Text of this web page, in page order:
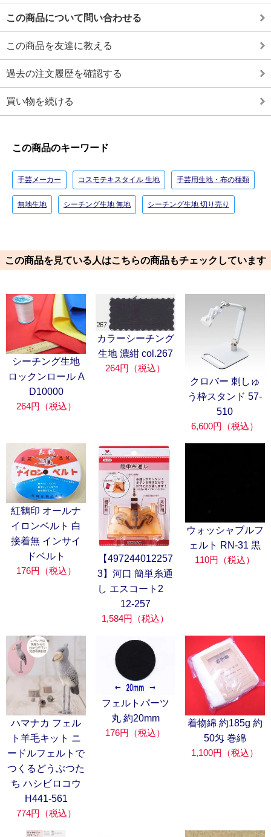
この商品について問い合わせる
この商品を友達に教える
過去の注文履歴を確認する
買い物を続ける
この商品のキーワード
手芸メーカー コスモテキスタイル 生地 手芸用生地・布の種類
無地生地 シーチング生地 無地 シーチング生地 切り売り
この商品を見ている人はこちらの商品もチェックしています
シーチング生地
ロックンロール A
D10000
264円（税込）
カラーシーチング
生地 濃紺 col.267
264円（税込）
クロバー 刺しゅ
う枠スタンド 57-
510
6,600円（税込）
紅鶴印 オールナ
イロンベルト 白
接着無 インサイ
ドベルト
176円（税込）
【497244012257
3】河口 簡単糸通
し エスコート2
12-257
1,584円（税込）
ウォッシャブルフ
ェルト RN-31 黒
110円（税込）
ハマナカ フェル
ト羊毛キット ニ
ードルフェルトで
つくるどうぶつた
ち ハシビロコウ
H441-561
774円（税込）
フェルトパーツ
丸 約20mm
176円（税込）
着物綿 約185g 約
50匁 巻綿
1,100円（税込）